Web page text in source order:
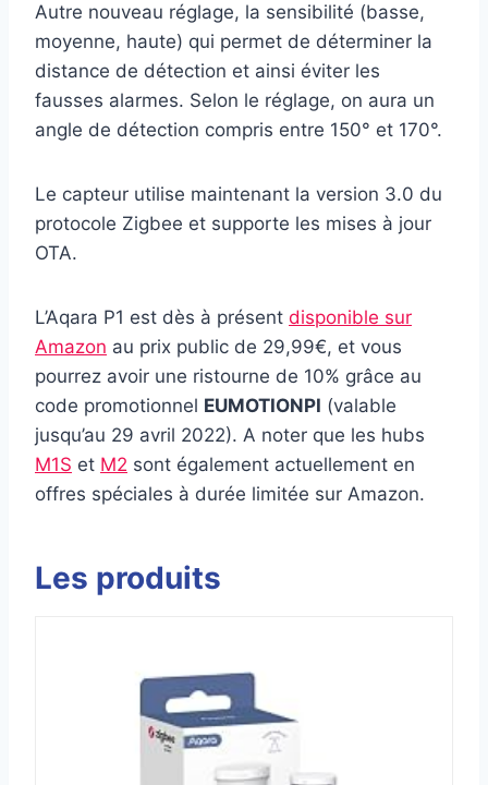
Autre nouveau réglage, la sensibilité (basse,
moyenne, haute) qui permet de déterminer la
distance de détection et ainsi éviter les
fausses alarmes. Selon le réglage, on aura un
angle de détection compris entre 150° et 170°.
Le capteur utilise maintenant la version 3.0 du
protocole Zigbee et supporte les mises à jour
OTA.
L’Aqara P1 est dès à présent disponible sur
Amazon au prix public de 29,99€, et vous
pourrez avoir une ristourne de 10% grâce au
code promotionnel EUMOTIONPI (valable
jusqu’au 29 avril 2022). A noter que les hubs
M1S et M2 sont également actuellement en
offres spéciales à durée limitée sur Amazon.
Les produits